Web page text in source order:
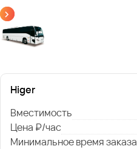
Higer
Вместимость
Цена ₽/час
Минимальное время заказа